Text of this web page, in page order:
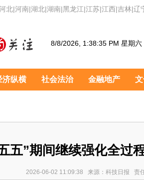
北|河南|湖北|湖南|黑龙江|江苏|江西|吉林|辽
8/8/2026, 1:38:36 PM 星期六
济纵横 社会法治 金融地产
五”期间继续强化全过
2026-06-02 11:09:38 来源：科技日报 责